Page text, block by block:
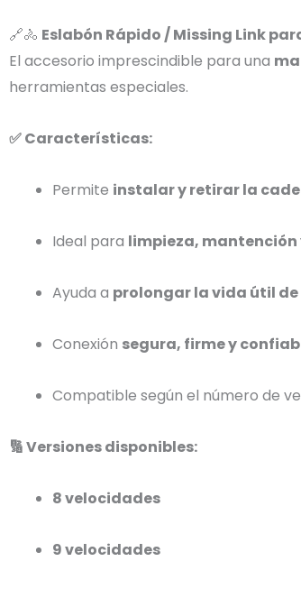
🔗🚴 Eslabón Rápido / Missing Link
El accesorio imprescindible para una
herramientas especiales.
✅ Características:
Permite instalar y retirar la
Ideal para limpieza, mantención
Ayuda a prolongar la vida útil
Conexión segura, firme y
Compatible según el número de
🔢 Versiones disponibles:
8 velocidades
9 velocidades